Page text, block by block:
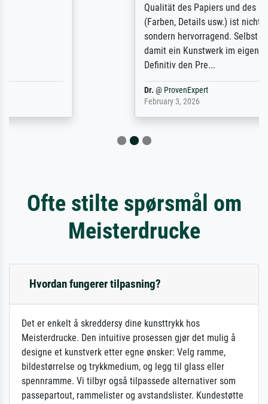
Qualität des Papiers und des Drucks
(Farben, Details usw.) ist nicht nur gut,
sondern hervorragend. Selbst ein Druck ist
damit ein Kunstwerk im eigenen Sinne.
Ofte stilte spørsmål om
Meisterdrucke
Hvordan fungerer tilpasning?
Det er enkelt å skreddersy dine kunsttrykk hos
Meisterdrucke. Den intuitive prosessen gjør det mulig å
designe et kunstverk etter egne ønsker: Velg ramme,
bildestørrelse og trykkmedium, og legg til glass eller
spennramme. Vi tilbyr også tilpassede alternativer som
passepartout, rammelister og avstandslister. Kundestøtte